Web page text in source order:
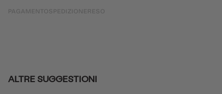
PAGAMENTO SPEDIZIONE RESO
ALTRE SUGGESTIONI